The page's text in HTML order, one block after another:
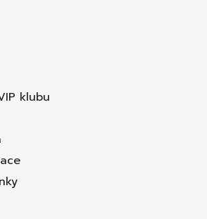
klubu